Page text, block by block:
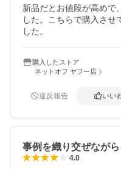
新品だとお値段が高めで
した。こちらで購入させ
した。
購入したストア
ネットオフ ヤフー店
違反報告 いい
事例を織り交ぜなが
4.0